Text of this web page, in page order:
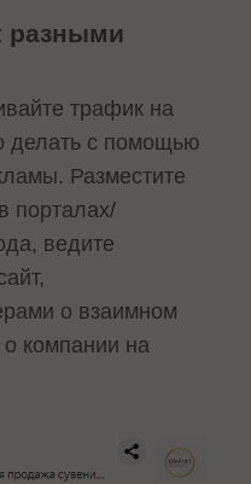
разными
трафик на
делать с помощью
Разместите
порталах/
ведите
о взаимном
компании на